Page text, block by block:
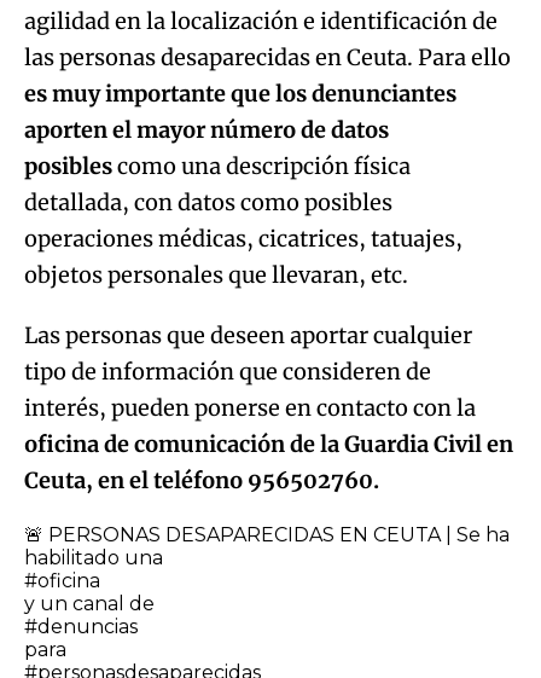
agilidad en la localización e identificación de
las personas desaparecidas en Ceuta. Para ello
es muy importante que los denunciantes
aporten el mayor número de datos
posiblescomo una descripción física
detallada, con datos como posibles
operaciones médicas, cicatrices, tatuajes,
objetos personales que llevaran, etc.
Las personas que deseen aportar cualquier
tipo de información que consideren de
interés, pueden ponerse en contacto con la
oficina de comunicación de la Guardia Civil en
Ceuta, en el teléfono 956502760.
🚨 PERSONAS DESAPARECIDAS EN CEUTA | Se ha
habilitado una
#oficina
y un canal de
#denuncias
para
#personasdesaparecidas